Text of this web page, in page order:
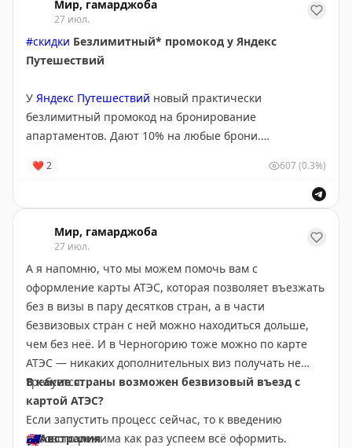
Мир, гамарджоба
27 июл.
#скидки Безлимитный* промокод у Яндекс
Путешествий
У Яндекс Путешествий новый практически
безлимитный промокод на бронирование
апартаментов. Дают 10% на любые брони.
забронировать на любые даты до 10 августа
включительно.
Смотрим промокод и бронируем по ссылке:
https://yandex.tpo.mx/pZw7bJXD
❤ 2 607(0.3%)
Мир, гамарджоба
27 июл.
А я напомню, что мы можем помочь вам с
оформление карты АТЭС, которая позволяет въезжать
без в визы в пару десятков стран, а в части
безвизовых стран с ней можно находиться дольше,
чем без неё. И в Черногорию тоже можно по карте
АТЭС — никаких дополнительных виз получать не
требуется.
Если запустить процесс сейчас, то к введению
визового режима как раз успеем всё оформить.
В какие страны возможен безвизовый въезд с
картой АТЭС?
🇦🇺Австралия